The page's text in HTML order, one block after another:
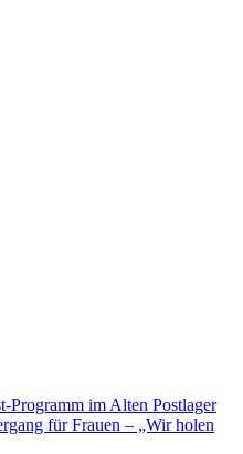
Programm im Alten Postlager
für Frauen – „Wir holen